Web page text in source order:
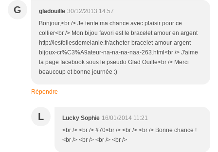
G gladouille 30/12/2013 14:57
Bonjour,<br /> Je tente ma chance avec plaisir pour ce
collier<br /> Mon bijou favori est le bracelet amour en argent
http://lesfoliesdemelanie.fr/acheter-bracelet-amour-argent-
bijoux-cr%C3%A9ateur-na-na-na-naa-263.html<br /> J'aime
la page facebook sous le pseudo Glad Ouille<br /> Merci
beaucoup et bonne journée :)
Répondre
L Lucky Sophie 16/01/2014 11:21
<br /> <br /> #70<br /> <br /> <br /> Bonne chance !
<br /> <br /> <br /> <br />